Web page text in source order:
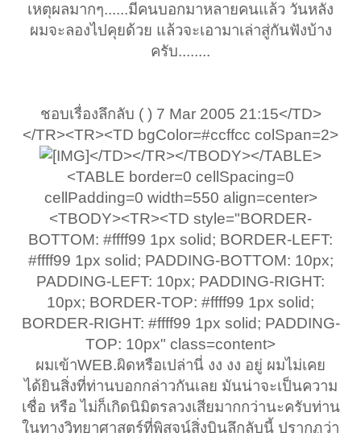
เหตุผลมากๆ......มีคนบอกมาหลายคนแล้ว วันหลัง
ผมจะลองไปคุยด้วย แล้วจะเอามาเล่าสู่กันฟังบ้าง
ครับ........
ชอบเรื่องลึกลับ ( ) 7 Mar 2005 21:15</TD>
</TR><TR><TD bgColor=#ccffcc colSpan=2>
</TD></TR></TBODY></TABLE>
<TABLE border=0 cellSpacing=0
cellPadding=0 width=550 align=center>
<TBODY><TR><TD style="BORDER-
BOTTOM: #ffff99 1px solid; BORDER-LEFT:
#ffff99 1px solid; PADDING-BOTTOM: 10px;
PADDING-LEFT: 10px; PADDING-RIGHT:
10px; BORDER-TOP: #ffff99 1px solid;
BORDER-RIGHT: #ffff99 1px solid; PADDING-
TOP: 10px" class=content>
ผมเข้าWEB.ผิดหรือเปล่านี่ งง งง อยู่ ผมไม่เคย
ได้ยินสิ่งที่ท่านบอกกล่าวกันเลย มันน่าจะเป็นความ
เชื่อ หรือ ไม่ก็เกิดนิมิตรลวงเสียมากกว่านะครับท่าน
ในทางวิทยาศาสตร์ที่พิสูจน์สิ่งบินลึกลับนี้ ปรากฏว่า